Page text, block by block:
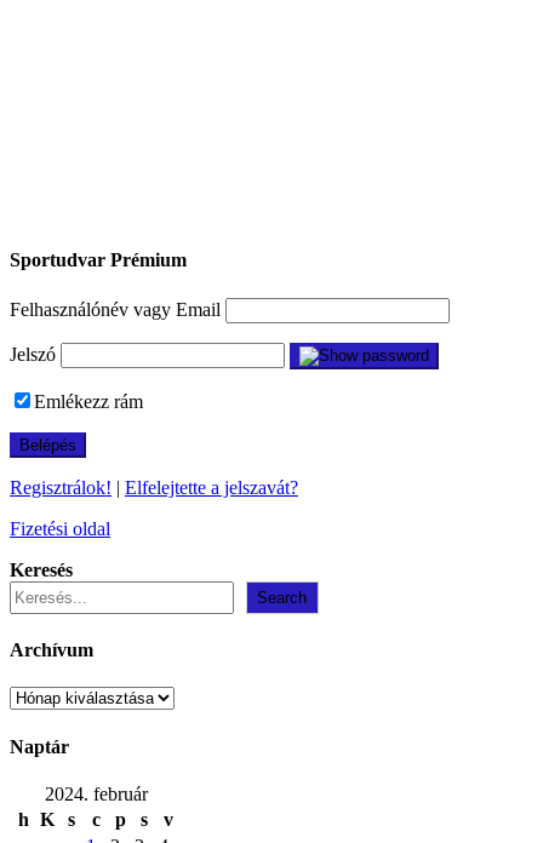
Sportudvar Prémium
Felhasználónév vagy Email
Jelszó
Emlékezz rám
Regisztrálok! | Elfelejtette a jelszavát?
Fizetési oldal
Keresés
Search
Archívum
Archívum
Naptár
2024. február
h K s c p s
v